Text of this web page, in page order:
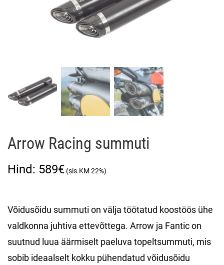
Arrow Racing summuti
589€
Võidusõidu summuti on välja töötatud koostöös ühe
valdkonna juhtiva ettevõttega. Arrow ja Fantic on
suutnud luua äärmiselt paeluva topeltsummuti, mis
sobib ideaalselt kokku pühendatud võidusõidu